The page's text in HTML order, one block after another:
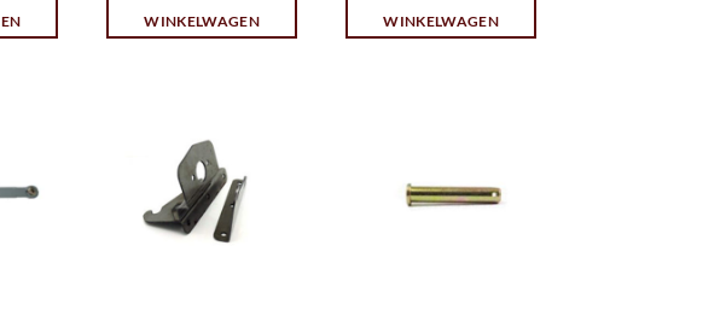
WINKELWAGEN
WINKELWAGEN